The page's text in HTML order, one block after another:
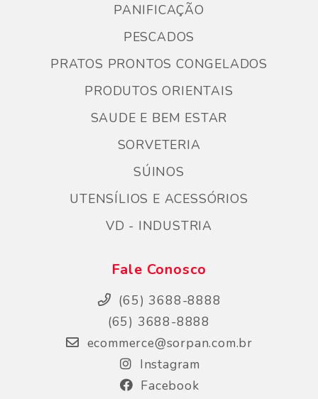
PANIFICAÇÃO
PESCADOS
PRATOS PRONTOS CONGELADOS
PRODUTOS ORIENTAIS
SAUDE E BEM ESTAR
SORVETERIA
SÚINOS
UTENSÍLIOS E ACESSÓRIOS
VD - INDUSTRIA
Fale Conosco
(65) 3688-8888
(65) 3688-8888
ecommerce@sorpan.com.br
Instagram
Facebook